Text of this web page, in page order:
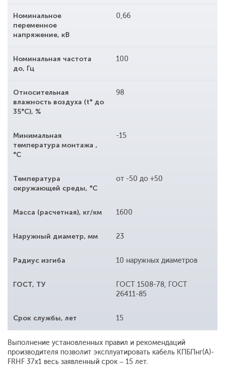
Номинальное
переменное
напряжение, кВ
0,66
Номинальная частота
до, Гц
100
Относительная
влажность воздуха (t° до
35°С), %
98
Минимальная
температура монтажа ,
°С
-15
Температура
окружающей среды, °С
от -50 до +50
Масса (расчетная), кг/км 1600
Наружный диаметр, мм 23
Радиус изгиба 10 наружных диаметров
ГОСТ, ТУ
ГОСТ 1508-78, ГОСТ
26411-85
Срок службы, лет 15
Выполнение установленных правил и рекомендаций
производителя позволит эксплуатировать кабель КПБПнг(A)-
FRHF 37х1 весь заявленный срок – 15 лет.